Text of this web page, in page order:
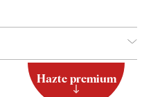
Hazte premium